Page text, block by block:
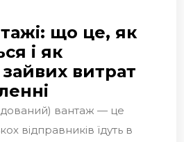
що це, як
і як
витрат
вантаж — це
відправників їдуть в